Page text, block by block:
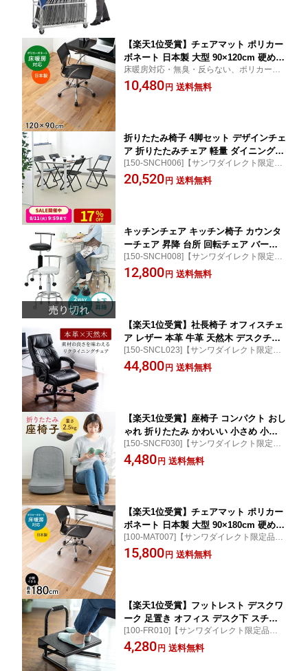
【楽天1位受賞】チェアマット ポリカー
ボネート 日本製 大型 90×120cm 硬め
ハード 畳 カーペット チェアシート 床
暖房対応 クリア 汚れ防止 耐衝撃 透明
床暖房対応・無臭・反らない、ポリカーボ
ネート製！[100-MAT005]【サンワダイレク
ト限定品】【送料無料】
10,480 円 送料無料
折りたたみ椅子 4脚セット デザインチェ
ア 折りたたみチェア 軽量 ダイニングチ
ェア フォールディングチェア スタッキ
ングチェア SLIM オフィスチェア 椅子
[150-SNCH006]【サンワダイレクト限定
品】【送料無料】
20,520 円 送料無料
キッチンチェア キッチン椅子 カウンタ
ーチェア 昇降 台所 回転チェア バーチ
ェア デザインチェア レザーチェア ハイ
スツール ハイチェア ラウンドチェア 丸
[150-SNCH008]【サンワダイレクト限定
品】【送料無料】
12,800 円 送料無料
【楽天1位受賞】社長椅子 オフィスチェ
ア レザー 本革 牛革 天然木 デスクチェ
ア ワークチェア パソコンチェア リクラ
イニング オットマン 肘連動 ネットチェ
[150-SNCL023]【サンワダイレクト限定
品】【送料無料】
44,800 円 送料無料
【楽天1位受賞】座椅子 コンパクト おし
ゃれ 折りたたみ かわいい 小さめ 小さ
い 背もたれ ファブリック 収納 小型 子
供
[150-SNCF030]【サンワダイレクト限定
品】【送料無料】
4,480 円 送料無料
【楽天1位受賞】チェアマット ポリカー
ボネート 日本製 大型 90×180cm 硬め
ハード 畳 床暖房 対応 半透明 2mm厚
ハードフロア カーペット フローリング
[100-MAT007]【サンワダイレクト限定品】
【送料無料】
15,800 円 送料無料
【楽天1位受賞】フットレスト デスクワ
ーク 足置き オフィス デスク下 スチー
ル製 6段階高さ変更可能 スタイリッシュ
エルゴノミクスフットレスト 足置き台
[100-FR010]【サンワダイレクト限定品】
【送料無料】
4,280 円 送料無料